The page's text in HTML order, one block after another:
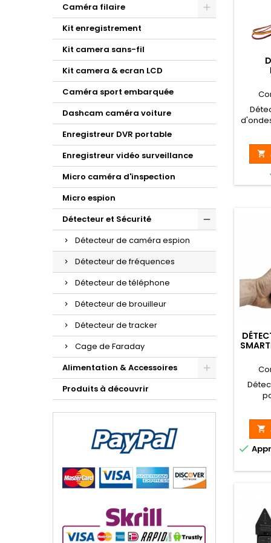
Caméra filaire
Kit enregistrement
Kit camera sans-fil
Kit camera & ecran LCD
Caméra sport embarquée
Dashcam caméra voiture
Enregistreur DVR portable
Enregistreur vidéo surveillance
Micro caméra d'inspection
Micro espion
Détecteur et Sécurité
Détecteur de caméra espion
Détecteur de fréquences
Détecteur de téléphone
Détecteur de brouilleur
Détecteur de tracker
Cage de Faraday
Alimentation & Accessoires
Produits à découvrir
de

4G
5G,

